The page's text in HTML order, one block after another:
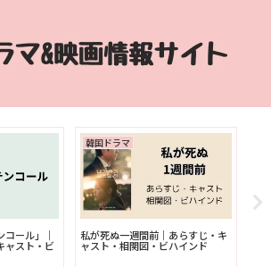
ール」｜
ャスト・ビ
韓国ドラマ
私が死ぬ一週間前｜あらすじ・キ
ャスト・相関図・ビハインド